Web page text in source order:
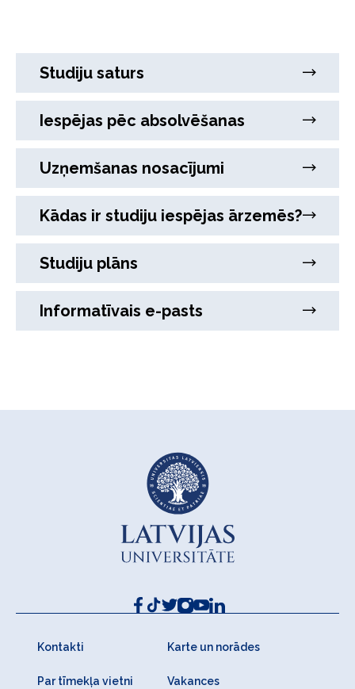
Studiju saturs
Iespējas pēc absolvēšanas
Uzņemšanas nosacījumi
Kādas ir studiju iespējas ārzemēs?
Studiju plāns
Informatīvais e-pasts
Kontakti Karte un norādes
Par tīmekļa vietni Vakances